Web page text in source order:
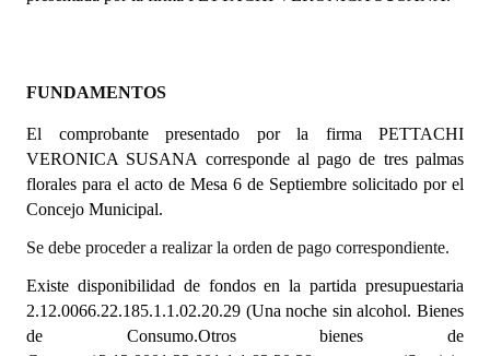
DOCUMENTOS
Informes de Gestión
Proyectos Presentados
Dictámenes Asesoría Letrada
Actas de Sesión
Informes de Unidad Coordinadora
FUNDAMENTOS
El comprobante presentado por la firma PETTACHI
VERONICA SUSANA corresponde al pago de tres palmas
florales para el acto de Mesa 6 de Septiembre solicitado por el
Concejo Municipal.
Se debe proceder a realizar la orden de pago correspondiente.
Existe disponibilidad de fondos en la partida presupuestaria
2.12.0066.22.185.1.1.02.20.29 (Una noche sin alcohol. Bienes
de Consumo.Otros bienes de